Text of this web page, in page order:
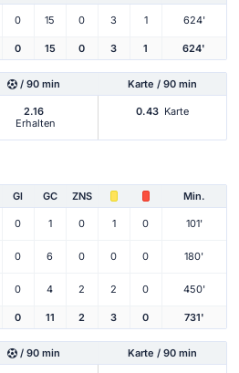
0 15 0 3 1 624'
0 15 0 3 1 624'
/ 90 min Karte / 90 min
2.16
Erhalten
0.43 Karte
Gl GC ZNS Min.
0 1 0 1 0 101'
0 6 0 0 0 180'
0 4 2 2 0 450'
0 11 2 3 0 731'
/ 90 min Karte / 90 min